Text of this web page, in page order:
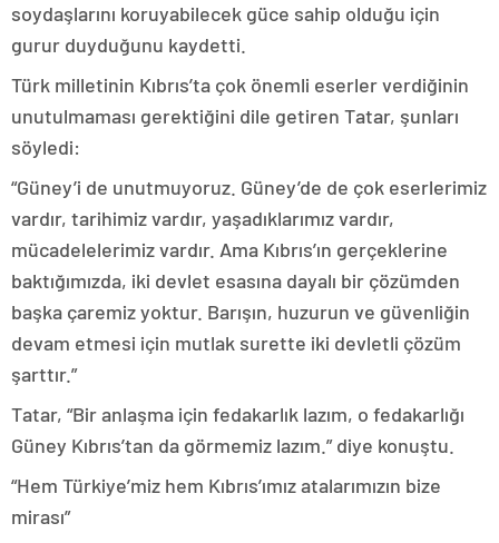
soydaşlarını koruyabilecek güce sahip olduğu için
gurur duyduğunu kaydetti.
Türk milletinin Kıbrıs’ta çok önemli eserler verdiğinin
unutulmaması gerektiğini dile getiren Tatar, şunları
söyledi:
“Güney’i de unutmuyoruz. Güney’de de çok eserlerimiz
vardır, tarihimiz vardır, yaşadıklarımız vardır,
mücadelelerimiz vardır. Ama Kıbrıs’ın gerçeklerine
baktığımızda, iki devlet esasına dayalı bir çözümden
başka çaremiz yoktur. Barışın, huzurun ve güvenliğin
devam etmesi için mutlak surette iki devletli çözüm
şarttır.”
Tatar, “Bir anlaşma için fedakarlık lazım, o fedakarlığı
Güney Kıbrıs’tan da görmemiz lazım.” diye konuştu.
“Hem Türkiye’miz hem Kıbrıs’ımız atalarımızın bize
mirası”